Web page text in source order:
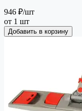
946 ₽/шт
от 1 шт
Добавить в корзину